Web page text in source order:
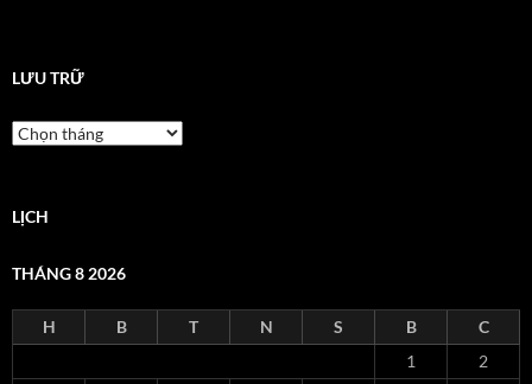
LƯU TRỮ
Lưu
trữ
LỊCH
THÁNG 8 2026
H B T N S B
C
1
2